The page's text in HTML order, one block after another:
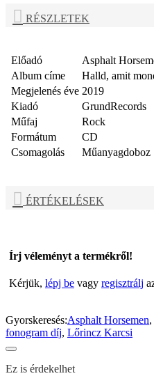
RÉSZLETEK
Előadó
Asphalt
Album címe
Halld, amit
Megjelenés éve 2019
Kiadó
GrundRecords
Műfaj
Rock
Formátum
CD
Csomagolás
Műanyagdoboz
ÉRTÉKELÉSEK
Írj véleményt a termékről!
Kérjük, lépj be vagy regisztrálj
Gyorskeresés:Asphalt Horsemen,
fonogram díj, Lőrincz Karcsi
Ez is érdekelhet